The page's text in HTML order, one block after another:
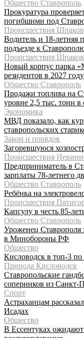
Общество Ставрополь
Прокуратура
погибшими под
Происшествия
Водитель и 18-летняя
подъезде к
Происшествия
Новый корпус парка
резидентов в 2027 году
Общество Ставрополь
Продажи топлива на
уровне 2,5 тыс. тонн в
Экономика
МВД показало, как
ставропольских
Закон и порядок
Загоревшуюся
Происшествия
Предприниматель в
зарплаты 78-летнего
Общество Ставрополь
Ребёнка на
Происшествия
Капсулу в честь 85-
Общество Ставрополь
Уроженец Ставрополя
в Минобороны РФ
Общество
Кисловодск в топ-3 по
Природа Кисловодск
Ставропольские
соперников из Санкт-
Спорт
Астраханцам
Исадах
Общество
В Ессентуках ожидают